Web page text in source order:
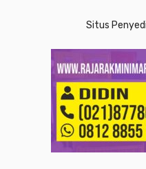
Situs